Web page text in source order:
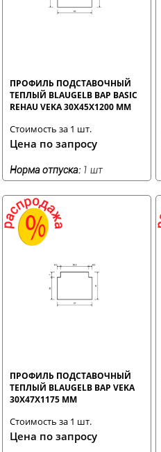
ПРОФИЛЬ ПОДСТАВОЧНЫЙ
ТЕПЛЫЙ BLAUGELB BAP BASIC
REHAU VEKA 30X45X1200 ММ
Стоимость за 1 шт.
Цена по запросу
Норма отпуска: 1 шт
ПРОФИЛЬ ПОДСТАВОЧНЫЙ
ТЕПЛЫЙ BLAUGELB BAP VEKA
30X47X1175 ММ
Стоимость за 1 шт.
Цена по запросу